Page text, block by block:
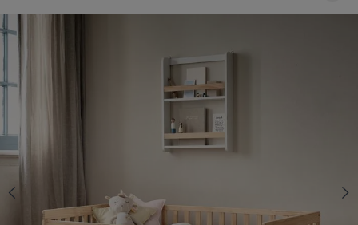
LIT ENFANT 2 ANS «PLUME» | 70 X 140 CM |
189,
AJOUTER AU PANIER
En stock